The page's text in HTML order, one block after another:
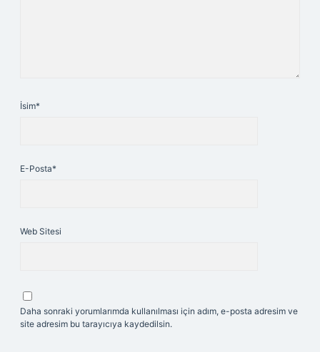
İsim*
E-Posta*
Web Sitesi
Daha sonraki yorumlarımda kullanılması için adım, e-posta adresim ve
site adresim bu tarayıcıya kaydedilsin.